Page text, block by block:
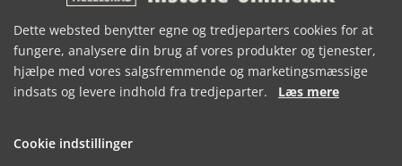
maskingevær, så skal man være udpræget
våbeninteresseret for fuldt ud at kunne nyde en stor del af
bogens indhold. Og med de manglende billeder skal man
endvidere have et udpræget kendskab til våbnenes
udseende for overhovedet at kunne nyde denne del.
Fremmedlegionen – fra 1831 til i dag er uden tvivl
våben og træningsprogrammer vil man hurtigt opleve at en
Dette websted benytter egne og tredjeparters cookies for at
fungere, analysere din brug af vores produkter og tjenester,
hjælpe med vores salgsfremmende og marketingsmæssige
indsats og levere indhold fra tredjeparter. Læs mere
Cookie indstillinger